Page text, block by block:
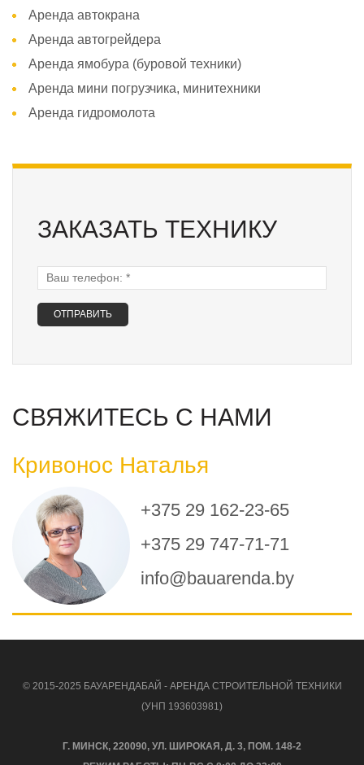
Аренда автокрана
Аренда автогрейдера
Аренда ямобура (буровой техники)
Аренда мини погрузчика, минитехники
Аренда гидромолота
ЗАКАЗАТЬ ТЕХНИКУ
Ваш телефон:
СВЯЖИТЕСЬ С НАМИ
Кривонос Наталья
+375 29 162-23-65
+375 29 747-71-71
info@bauarenda.by
© 2015-2025 БАУАРЕНДАБАЙ - АРЕНДА СТРОИТЕЛЬНОЙ ТЕХНИКИ
(УНП 193603981)
Г. МИНСК, 220090, УЛ. ШИРОКАЯ, Д. 3, ПОМ. 148-2